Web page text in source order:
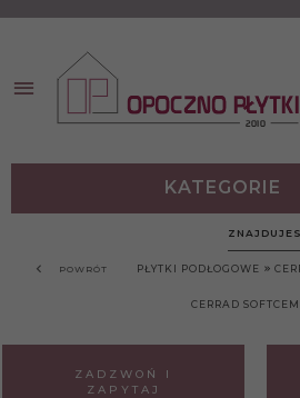
KATEGORIE
POWRÓT PŁYTKI PODŁOGOWE
CERRAD
ZADZWOŃ I
ZAPYTAJ